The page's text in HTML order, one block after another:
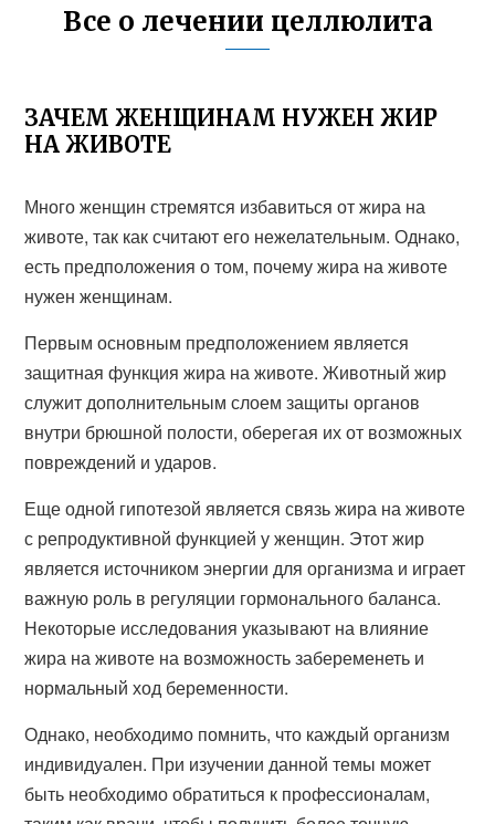
Все о лечении целлюлита
ЗАЧЕМ ЖЕНЩИНАМ НУЖЕН ЖИР
НА ЖИВОТЕ
Много женщин стремятся избавиться от жира на
животе, так как считают его нежелательным. Однако,
есть предположения о том, почему жира на животе
нужен женщинам.
Первым основным предположением является
защитная функция жира на животе. Животный жир
служит дополнительным слоем защиты органов
внутри брюшной полости, оберегая их от возможных
повреждений и ударов.
Еще одной гипотезой является связь жира на животе
с репродуктивной функцией у женщин. Этот жир
является источником энергии для организма и играет
важную роль в регуляции гормонального баланса.
Некоторые исследования указывают на влияние
жира на животе на возможность забеременеть и
нормальный ход беременности.
Однако, необходимо помнить, что каждый организм
индивидуален. При изучении данной темы может
быть необходимо обратиться к профессионалам,